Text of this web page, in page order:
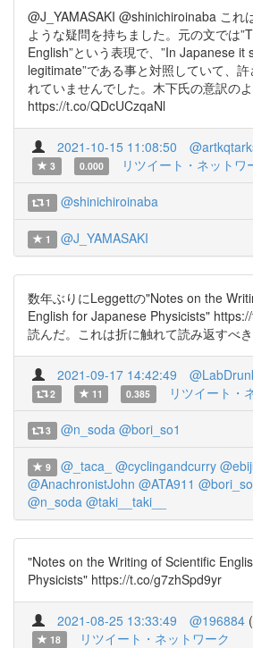
@J_YAMASAKI @shinichiroinaba これ
ような疑問を持ちました。元の文では
English”という表現で、”In Japanese
legitimate”である事と対照していて、
れていませんでした。木下氏の意訳のよ
https://t.co/QDcUCzqaNl
2021-10-15 11:08:50
3
0.000 リツイート・ネットワ
1 @shinichiroinaba
1 @J_YAMASAKI
数年ぶりにLeggettの"Notes on the
English for Japanese Physicists"
読んだ。これは折に触れて読み返すべき
2021-09-17 14:42:49
2 11 0.385 リツイート・
3 @n_soda @bori_so1
9 @_taca_ @cyclingandcurry
@AnachronistJohn @ATA911
@n_soda @taki__taki__
"Notes on the Writing of Scientific
Physicists" https://t.co/g7zhSpd9yr
2021-08-25 13:33:49 @196884 (
18
リツイート・ネットワーク